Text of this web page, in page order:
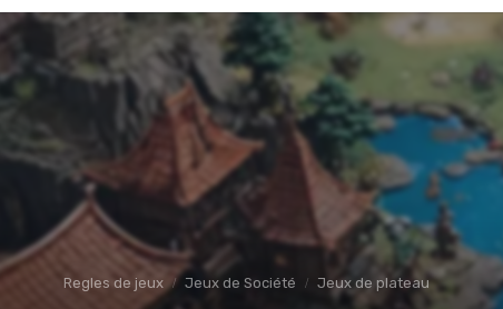
Regles de jeux Jeux de Société Jeux de plateau